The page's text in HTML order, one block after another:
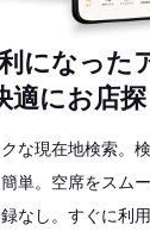
になった
適にお店探
な現在地検索。
単。空席をスム
なし。すぐに利